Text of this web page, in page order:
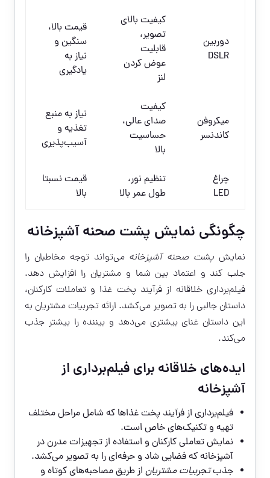
دوربین
DSLR
کیفیت بالای
تصویر،
قابلیت
عوض کردن
لنز
قیمت بالا،
سنگین و
نیاز به
یادگیری
میکروفن
کاندنسر
کیفیت
صدای عالی،
حساسیت
بالا
نیاز به منبع
تغذیه و
آسیب‌پذیری
چراغ
LED
تنظیم نور،
طول عمر بالا
قیمت نسبتا
بالا
چگونگی نمایش پشت صحنه آشپزخانه
نمایش پشت صحنه آشپزخانه می‌تواند توجه مخاطبان را
جلب کند و اعتماد بین شما و مشتریان را افزایش دهد.
فیلم‌برداری خلاقانه از فرآیند پخت غذا و تعاملات کارکنان،
داستان جالبی را به تصویر می‌کشد. ارائه تجربیات مشتریان به
این داستان غنای بیشتری می‌دهد و بیننده را بیشتر جذب
می‌کند.
ایده‌های خلاقانه برای فیلم‌برداری از
آشپزخانه
فیلم‌برداری از فرآیند پخت غذاها که شامل مراحل مختلف
تهیه و تکنیک‌های خاص است.
نمایش تعاملی کارکنان و استفاده از تجهیزات مدرن در
آشپزخانه که فضایی شاد و حرفه‌ای را به تصویر می‌کشد.
جذبتجربیات مشتریان از طریق مصاحبه‌های کوتاه و